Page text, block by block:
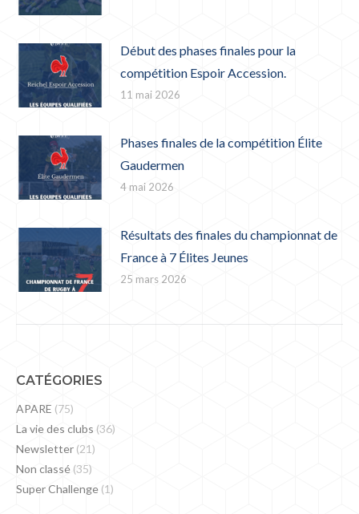
Début des phases finales pour la
compétition Espoir Accession.
11 mai 2026
Phases finales de la compétition Élite
Gaudermen
4 mai 2026
Résultats des finales du championnat de
France à 7 Élites Jeunes
25 mars 2026
CATÉGORIES
APARE (75)
La vie des clubs (36)
Newsletter (21)
Non classé (35)
Super Challenge (1)